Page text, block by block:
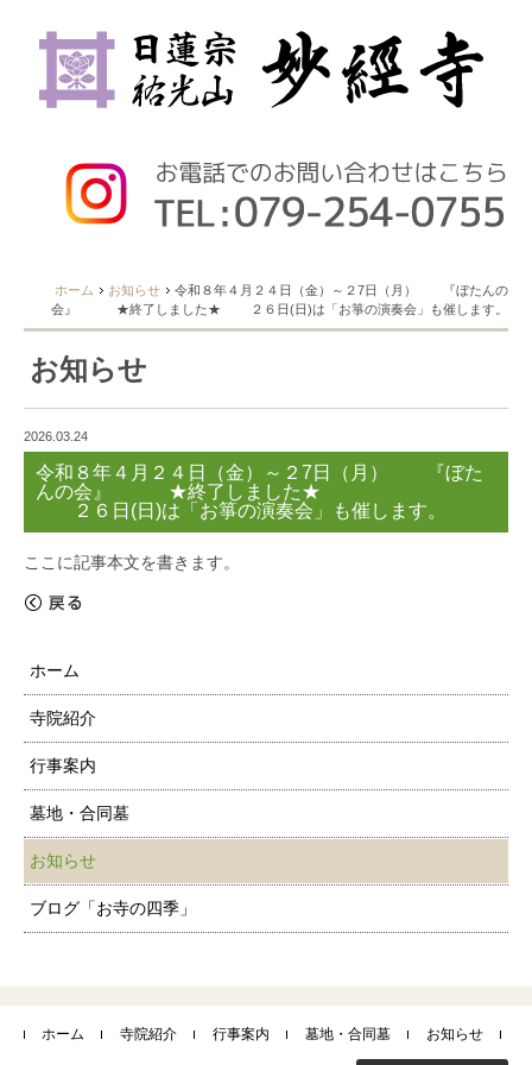
ホーム お知らせ
令和８年４月２４日（金）～２7日（月） 『ぼたんの
会』 ★終了しました★ ２６日(日)は「お箏の演奏会」も催します。
お知らせ
2026.03.24
令和８年４月２４日（金）～２7日（月） 『ぼた
んの会』 ★終了しました★
２６日(日)は「お箏の演奏会」も催します。
ここに記事本文を書きます。
ホーム
寺院紹介
行事案内
墓地・合同墓
お知らせ
ブログ「お寺の四季」
ホーム 寺院紹介 行事案内 墓地・合同墓 お知らせ